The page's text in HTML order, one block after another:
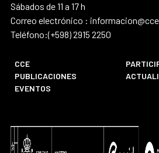
Sábados de 11 a 17 h
Correo electrónico :
Teléfono:(+598) 2915 2250
CCE
PUBLICACIONES
EVENTOS